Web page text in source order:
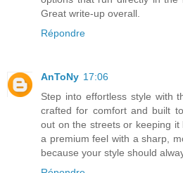
Great write-up overall.
Répondre
AnToNy 17:06
Step into effortless style with
crafted for comfort and built
out on the streets or keeping it
a premium feel with a sharp,
because your style should